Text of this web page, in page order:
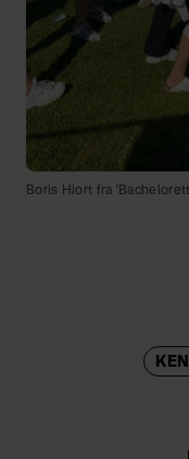
Boris Hiort fra